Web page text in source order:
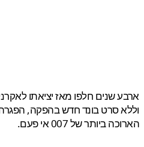
סרט בונד חדש בהפקה, הפגרה
ביותר של 007 אי פעם.